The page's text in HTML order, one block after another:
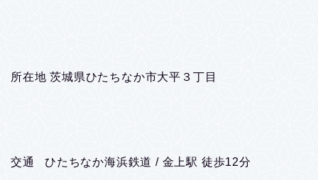
所在地 茨城県ひたちなか市大平３丁目
交通 ひたちなか海浜鉄道 / 金上駅 徒歩12分